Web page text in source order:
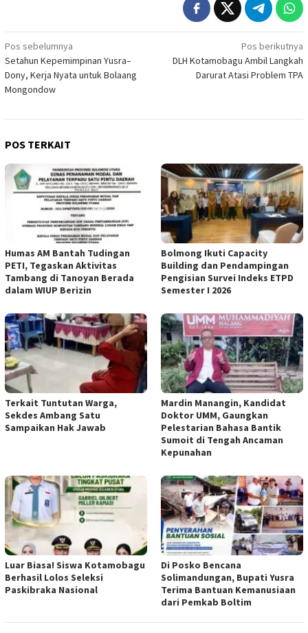
Navigasi
pos
Pos sebelumnya
Setahun Kepemimpinan Yusra–
Dony, Kerja Nyata untuk Bolaang
Mongondow
Pos berikutnya
DLH Kotamobagu Ambil Langkah
Darurat Atasi Problem TPA
POS TERKAIT
Humas AM Bantah Tudingan
PETI, Tegaskan Aktivitas
Tambang di Tanoyan Berada
dalam WIUP Berizin
Bolmong Ikuti Capacity
Building dan Pendampingan
Pengisian Survei Indeks ETPD
Semester I 2026
Terkait Tuntutan Warga,
Sekdes Ambang Satu
Sampaikan Hak Jawab
Mardin Manangin, Kandidat
Doktor UMM, Gaungkan
Pelestarian Bahasa Bantik
Sumoit di Tengah Ancaman
Kepunahan
Luar Biasa! Siswa Kotamobagu
Berhasil Lolos Seleksi
Paskibraka Nasional
Di Posko Bencana
Solimandungan, Bupati Yusra
Terima Bantuan Kemanusiaan
dari Pemkab Boltim